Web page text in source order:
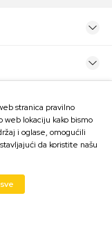
stranica pravilno
lokaciju kako bismo
i oglase, omogućili
da koristite našu